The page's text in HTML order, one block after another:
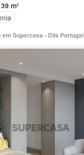
39 m²
em Supercasa - Dils Portugal